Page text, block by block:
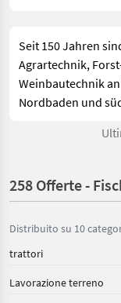
Seit 150 Jahren
Agrartechnik,
Weinbautechnik
Nordbaden und
258 Offerte -
Distribuito su 10
trattori
Lavorazione terreno